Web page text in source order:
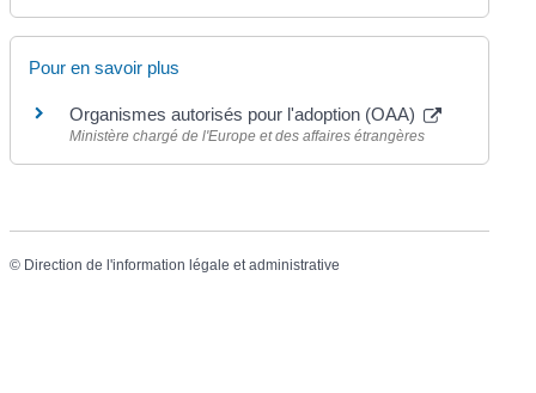
Pour en savoir plus
Organismes autorisés pour l'adoption (OAA)
Ministère chargé de l'Europe et des affaires étrangères
© Direction de l'information légale et administrative